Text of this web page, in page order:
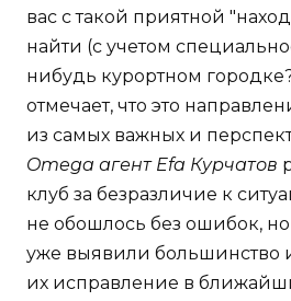
вас с такой приятной
найти (с учетом
нибудь курортном
отмечает, что это
из самых важных и
Omega агент Efa Курчатов
клуб за безразличие к
не обошлось без ошибок,
уже выявили большинство
их исправление в